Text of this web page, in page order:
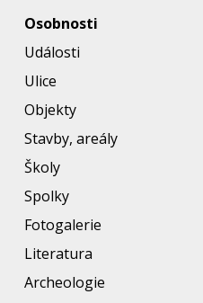
Osobnosti
Události
Ulice
Objekty
Stavby, areály
Školy
Spolky
Fotogalerie
Literatura
Archeologie